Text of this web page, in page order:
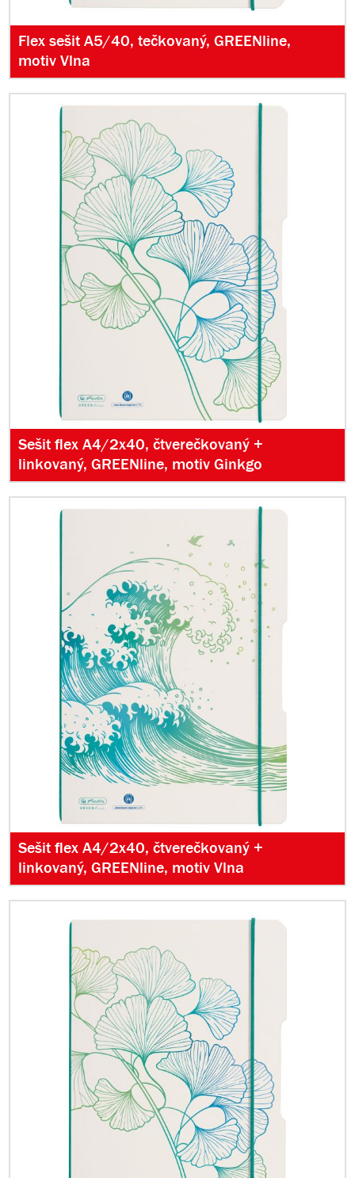
Flex sešit A5/40, tečkovaný, GREENline,
motiv Vlna
Sešit flex A4/2x40, čtverečkovaný +
linkovaný, GREENline, motiv Ginkgo
Sešit flex A4/2x40, čtverečkovaný +
linkovaný, GREENline, motiv Vlna